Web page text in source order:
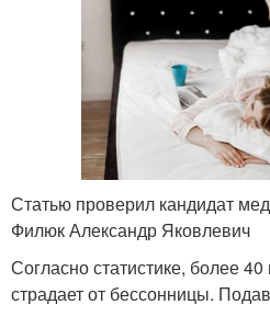
Статью проверил кандидат
Филюк Александр Яковлевич
Согласно статистике, более
страдает от бессонницы.